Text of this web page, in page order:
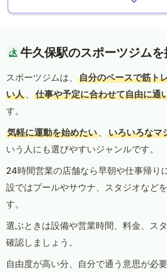
牛久保駅のスポーツジムを
スポーツジムは、
自分のペースで筋ト
い人 、 仕事や予定に合わせて自由に通
す。
気軽に運動を始めたい 、 いろいろなマ
いう人にも選びやすいジャンルです。
24時間営業の店舗なら早朝や仕事帰り
設ではプールやサウナ、スタジオなど
す。
選ぶときは設備や営業時間、料金、ス
確認しましょう。
自由度が高い分、自分で通う意思が必